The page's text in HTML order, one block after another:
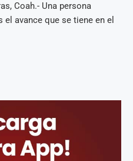
Coah.- Una persona
avance que se tiene en el